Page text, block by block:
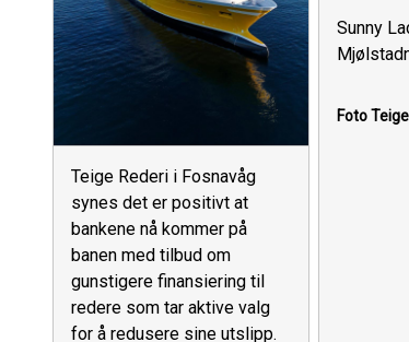
Teige Rederi i Fosnavåg
synes det er positivt at
bankene nå kommer på
banen med tilbud om
gunstigere finansiering til
redere som tar aktive valg
for å redusere sine utslipp.
Sunny
Foto